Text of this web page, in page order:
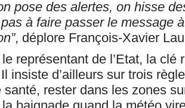
pose des alertes, on hisse
pas à faire passer le message
, déplore François-Xavier
représentant de l’Etat, la clé
insiste d’ailleurs sur trois
santé, rester dans les zones